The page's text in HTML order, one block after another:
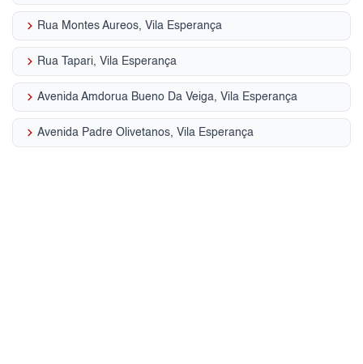
keyboard_arrow_right Rua Montes Aureos, Vila Esperança
keyboard_arrow_right Rua Tapari, Vila Esperança
keyboard_arrow_right Avenida Amdorua Bueno Da Veiga, Vila Esperança
keyboard_arrow_right Avenida Padre Olivetanos, Vila Esperança